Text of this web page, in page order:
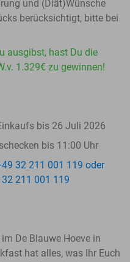
und (Diät)Wünsche
berücksichtigt, bitte bei
ausgibst, hast Du die
1.329€ zu gewinnen!
bis 26 Juli 2026
bis 11:00 Uhr
32 211 001 119 oder
211 001 119
De Blauwe Hoeve in
hat alles, was Ihr Euch